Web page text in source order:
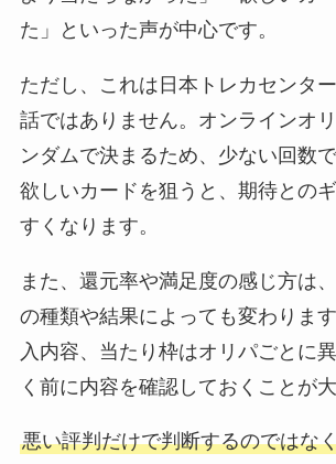
た」といった声が中心です。
ただし、これは日本トレカセンタ
話ではありません。オンラインオ
ンダムで決まるため、少ない回数
欲しいカードを狙うと、期待との
すくなります。
また、還元率や満足度の感じ方は
の種類や結果によっても変わりま
入内容、当たり枠はオリパごとに
く前に内容を確認しておくことが大
悪い評判だけで判断するのではな